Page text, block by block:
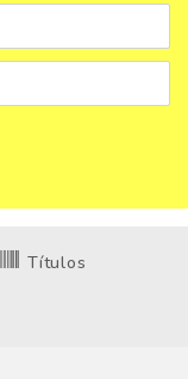
Títulos